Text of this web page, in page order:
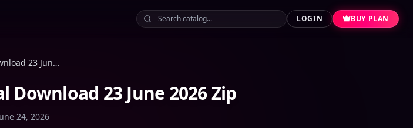
LOGIN BUY PLAN
Enter 10 Bangla All Serial Download 23 June 2026 Zip
Download 23 June 2026 Zip
24, 2026